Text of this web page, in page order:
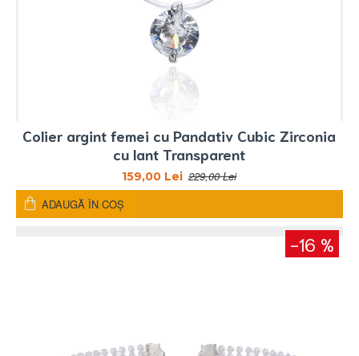
Colier argint femei cu Pandativ Cubic Zirconia
cu lant Transparent
159,00 Lei 229,00 Lei
ADAUGĂ ÎN COŞ
-16 %